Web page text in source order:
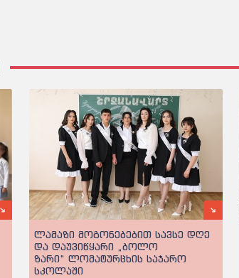
ლამაზი მოგონებებით სავსე დღე
და დაუვიწყარი „ბოლო
ზარი“ ლომატურცხის საჯარო
სკოლაში